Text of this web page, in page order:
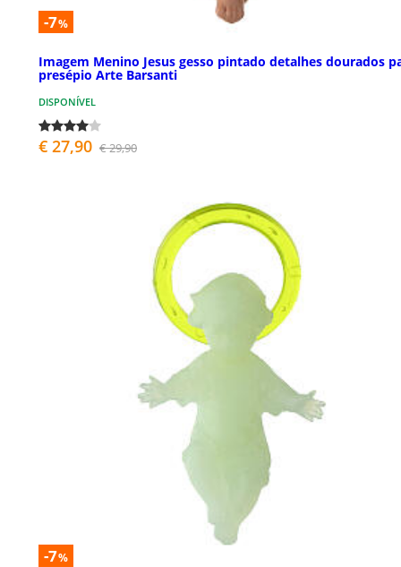
-7%
Imagem Menino Jesus gesso pintado detalhes dourados
presépio Arte Barsanti
DISPONÍVEL
€ 27,90 € 29,90
-7%